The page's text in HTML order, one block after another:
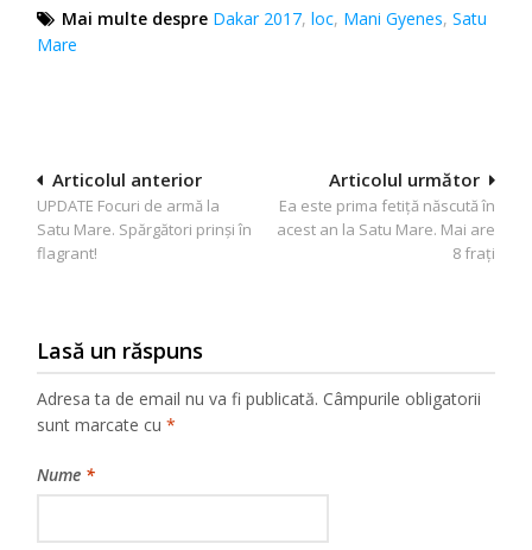
Mai multe despre Dakar 2017,loc, Mani Gyenes,Satu
Mare
Navigare
în
articole
Articolul următor
Ea este prima fetiţă născută în
acest an la Satu Mare. Mai are
8 fraţi
Articolul anterior
UPDATE Focuri de armă la
Satu Mare. Spărgători prinşi în
flagrant!
Lasă un răspuns
Adresa ta de email nu va fi publicată. Câmpurile obligatorii
sunt marcate cu*
Nume *